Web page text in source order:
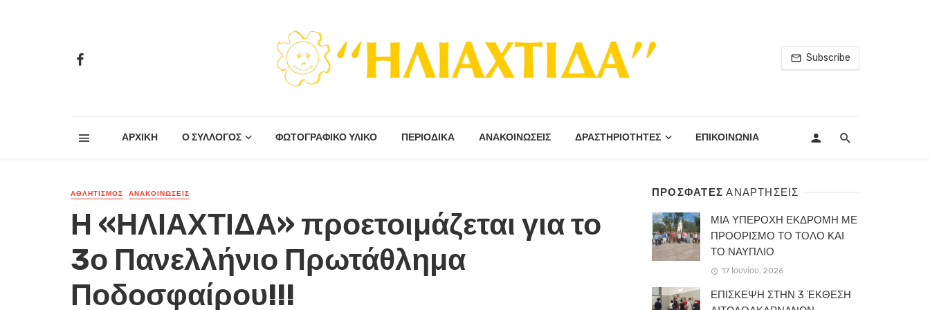
Subscribe
ΑΡΧΙΚΗ Ο ΣΥΛΛΟΓΟΣ ΦΩΤΟΓΡΑΦΙΚΟ ΥΛΙΚΟ ΠΕΡΙΟΔΙΚΆ ΑΝΑΚΟΙΝΩΣΕΙΣ ΔΡΑΣΤΗΡΙΟΤΗΤΕΣ ΕΠΙΚΟΙΝΩΝΙΑ
ΑΘΛΗΤΙΣΜΌΣ ΑΝΑΚΟΙΝΏΣΕΙΣ
Η «ΗΛΙΑΧΤΙΔΑ» προετοιμάζεται για το
3ο Πανελλήνιο Πρωτάθλημα
Ποδοσφαίρου!!!
ΠΡΟΣΦΑΤΕΣΑΝΑΡΤΗΣΕΙΣ
ΜΙΑ ΥΠΕΡΟΧΗ ΕΚΔΡΟΜΗ ΜΕ
ΠΡΟΟΡΙΣΜΟ ΤΟ ΤΟΛΟ ΚΑΙ
ΤΟ ΝΑΥΠΛΙΟ
17 Ιουνίου, 2026
ΕΠΙΣΚΕΨΗ ΣΤΗΝ 3 ΈΚΘΕΣΗ